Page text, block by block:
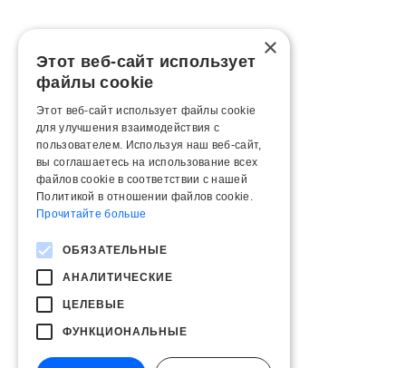
×
Этот веб-сайт использует
файлы cookie
Этот веб-сайт использует файлы cookie
для улучшения взаимодействия с
пользователем. Используя наш веб-сайт,
вы соглашаетесь на использование всех
файлов cookie в соответствии с нашей
Политикой в ​​отношении файлов cookie.
Прочитайте больше
ОБЯЗАТЕЛЬНЫЕ
АНАЛИТИЧЕСКИЕ
ЦЕЛЕВЫЕ
ФУНКЦИОНАЛЬНЫЕ